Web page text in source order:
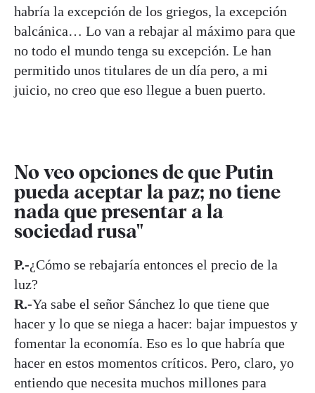
habría la excepción de los griegos, la excepción
balcánica… Lo van a rebajar al máximo para que
no todo el mundo tenga su excepción. Le han
permitido unos titulares de un día pero, a mi
juicio, no creo que eso llegue a buen puerto.
No veo opciones de que Putin
pueda aceptar la paz; no tiene
nada que presentar a la
sociedad rusa"
P.-¿Cómo se rebajaría entonces el precio de la
luz?
R.-Ya sabe el señor Sánchez lo que tiene que
hacer y lo que se niega a hacer: bajar impuestos y
fomentar la economía. Eso es lo que habría que
hacer en estos momentos críticos. Pero, claro, yo
entiendo que necesita muchos millones para